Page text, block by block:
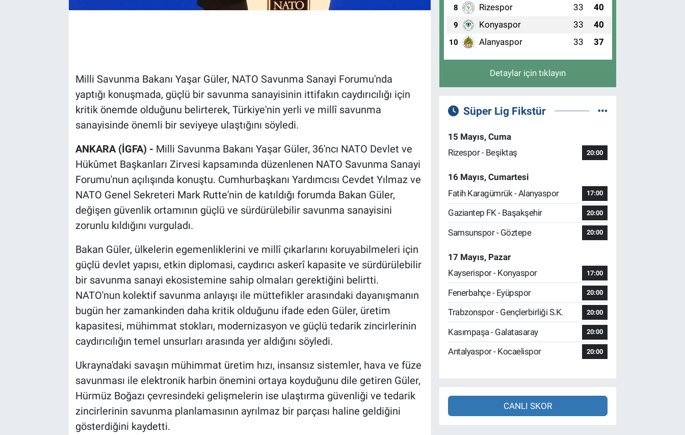
Milli Savunma Bakanı Yaşar Güler, NATO Savunma Sanayi Forumu'nda
yaptığı konuşmada, güçlü bir savunma sanayisinin ittifakın caydırıcılığı için
kritik önemde olduğunu belirterek, Türkiye'nin yerli ve millî savunma
sanayisinde önemli bir seviyeye ulaştığını söyledi.
ANKARA (İGFA) - Milli Savunma Bakanı Yaşar Güler, 36'ncı NATO Devlet ve
Hükûmet Başkanları Zirvesi kapsamında düzenlenen NATO Savunma Sanayi
Forumu'nun açılışında konuştu. Cumhurbaşkanı Yardımcısı Cevdet Yılmaz ve
NATO Genel Sekreteri Mark Rutte'nin de katıldığı forumda Bakan Güler,
değişen güvenlik ortamının güçlü ve sürdürülebilir savunma sanayisini
zorunlu kıldığını vurguladı.
Bakan Güler, ülkelerin egemenliklerini ve millî çıkarlarını koruyabilmeleri için
güçlü devlet yapısı, etkin diplomasi, caydırıcı askerî kapasite ve sürdürülebilir
bir savunma sanayi ekosistemine sahip olmaları gerektiğini belirtti.
NATO'nun kolektif savunma anlayışı ile müttefikler arasındaki dayanışmanın
bugün her zamankinden daha kritik olduğunu ifade eden Güler, üretim
kapasitesi, mühimmat stokları, modernizasyon ve güçlü tedarik zincirlerinin
caydırıcılığın temel unsurları arasında yer aldığını söyledi.
Ukrayna'daki savaşın mühimmat üretim hızı, insansız sistemler, hava ve füze
savunması ile elektronik harbin önemini ortaya koyduğunu dile getiren Güler,
Hürmüz Boğazı çevresindeki gelişmelerin ise ulaştırma güvenliği ve tedarik
zincirlerinin savunma planlamasının ayrılmaz bir parçası haline geldiğini
gösterdiğini kaydetti.
8 Rizespor 33 40
9 Konyaspor 33 40
10 Alanyaspor 33 37
Detaylar için tıklayın
Süper Lig Fikstür
15 Mayıs, Cuma
Rizespor - Beşiktaş
20:00
16 Mayıs, Cumartesi
Fatih Karagümrük - Alanyaspor
17:00
Gaziantep FK - Başakşehir 20:00
Samsunspor - Göztepe 20:00
17 Mayıs, Pazar
Kayserispor - Konyaspor
17:00
Fenerbahçe - Eyüpspor 20:00
Trabzonspor - Gençlerbirliği S.K. 20:00
Kasımpaşa - Galatasaray 20:00
Antalyaspor - Kocaelispor 20:00
CANLI SKOR